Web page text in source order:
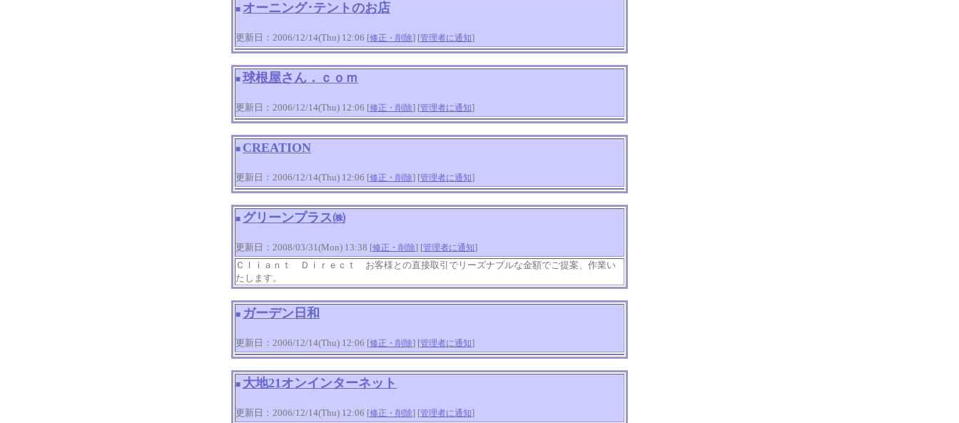
■ オーニング･テントのお店
更新日：2006/12/14(Thu) 12:06 [修正・削除] [管理者に通知]
■ 球根屋さん．ｃｏｍ
更新日：2006/12/14(Thu) 12:06 [修正・削除] [管理者に通知]
■ CREATION
更新日：2006/12/14(Thu) 12:06 [修正・削除] [管理者に通知]
■ グリーンプラス㈱
更新日：2008/03/31(Mon) 13:38 [修正・削除] [管理者に通知]
Ｃｌｉａｎｔ Ｄｉｒｅｃｔ お客様との直接取引でリーズナブルな金額でご提案、作業い
たします。
■ ガーデン日和
更新日：2006/12/14(Thu) 12:06 [修正・削除] [管理者に通知]
■ 大地21オンインターネット
更新日：2006/12/14(Thu) 12:06 [修正・削除] [管理者に通知]